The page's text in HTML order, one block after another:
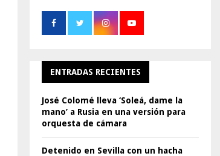
ENTRADAS RECIENTES
José Colomé lleva ‘Soleá, dame la
mano’ a Rusia en una versión para
orquesta de cámara
Detenido en Sevilla con un hacha